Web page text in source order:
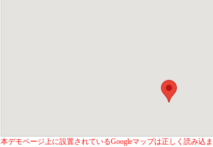
本デモページ上に設置されているGoogleマップは正しく読み込